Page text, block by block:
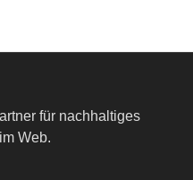
für nachhaltiges
Web.